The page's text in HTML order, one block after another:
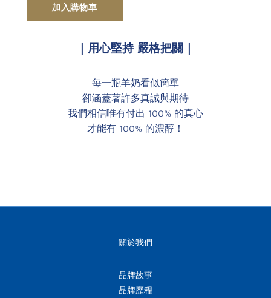
加入購物車
｜用心堅持 嚴格把關｜
每一瓶羊奶看似簡單
卻涵蓋著許多真誠與期待
我們相信唯有付出 100% 的真心
才能有 100% 的濃醇！
關於我們
品牌故事
品牌歷程